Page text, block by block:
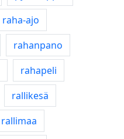
raha-ajo
rahanpano
rahapeli
rallikesä
rallimaa